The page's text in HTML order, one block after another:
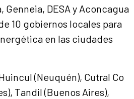
DESA y Aconcagua
10 gobiernos locales para
en las ciudades
(Neuquén), Cutral Co
Tandil (Buenos Aires),